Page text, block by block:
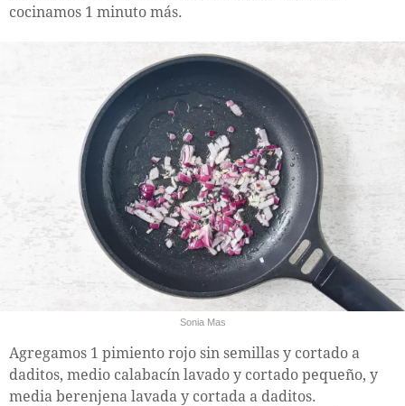
cocinamos 1 minuto más.
Sonia Mas
Agregamos 1 pimiento rojo sin semillas y cortado a
daditos, medio calabacín lavado y cortado pequeño, y
media berenjena lavada y cortada a daditos.